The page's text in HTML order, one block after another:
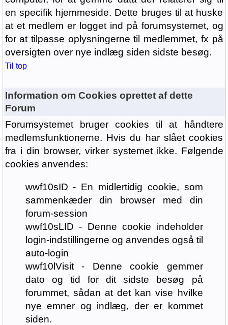
en specifik hjemmeside. Dette bruges til at huske
at et medlem er logget ind på forumsystemet, og
for at tilpasse oplysningerne til medlemmet, fx på
oversigten over nye indlæg siden sidste besøg.
Til top
Information om Cookies oprettet af dette
Forum
Forumsystemet bruger cookies til at håndtere
medlemsfunktionerne. Hvis du har slået cookies
fra i din browser, virker systemet ikke. Følgende
cookies anvendes:
wwf10sID - En midlertidig cookie, som
sammenkæder din browser med din
forum-session
wwf10sLID - Denne cookie indeholder
login-indstillingerne og anvendes også til
auto-login
wwf10lVisit - Denne cookie gemmer
dato og tid for dit sidste besøg på
forummet, sådan at det kan vise hvilke
nye emner og indlæg, der er kommet
siden.